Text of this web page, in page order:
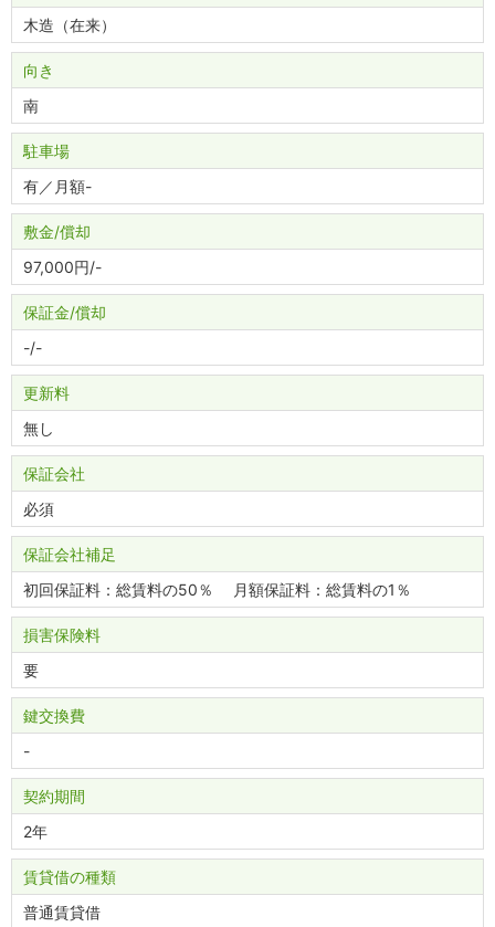
木造（在来）
向き
南
駐車場
有／月額-
敷金 償却
97,000円 -
保証金 償却
- -
更新料
無し
保証会社
必須
保証会社補足
初回保証料：総賃料の50％ 月額保証料：総賃料の1％
損害保険料
要
鍵交換費
-
契約期間
2年
賃貸借の種類
普通賃貸借